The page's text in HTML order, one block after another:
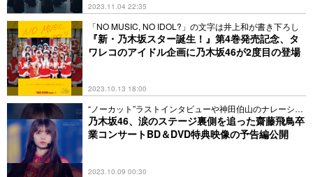
2023.11.04 22:35
「NO MUSIC, NO IDOL?」の文字は井上和が書き下ろし
『新・乃木坂スター誕生！』第4巻発売記念、タ
ワレコのアイドル企画に乃木坂46が2度目の登場
2023.10.13 18:00
“ノーカット”ラストインタビューや神田伯山のナレーショ
ンも
乃木坂46、涙のステージ裏側を追った齋藤飛鳥卒
業コンサートBD＆DVD特典映像の予告編公開
2023.10.09 00:30